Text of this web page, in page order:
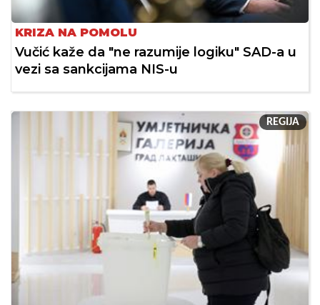
KRIZA NA POMOLU
Vučić kaže da "ne razumije logiku" SAD-a u
vezi sa sankcijama NIS-u
REGIJA